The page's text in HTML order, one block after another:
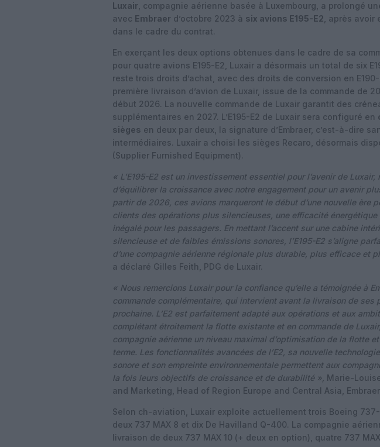
Luxair , compagnie aérienne basée à Luxembourg, a prolongé
avec Embraer d’octobre 2023 à six avions E195-E2 , après
dans le cadre du contrat.
En exerçant les deux options obtenues dans le cadre de sa
pour quatre avions E195-E2, Luxair a désormais un total de six
reste trois droits d’achat, avec des droits de conversion en
première livraison d’avion de Luxair, issue de la commande de
début 2026. La nouvelle commande de Luxair garantit des
supplémentaires en 2027. L’E195-E2 de Luxair sera configuré en
sièges en deux par deux, la signature d’Embraer, c’est-à-dire
intermédiaires. Luxair a choisi les sièges Recaro, désormais
(Supplier Furnished Equipment).
« L’E195-E2 est un investissement essentiel pour l’avenir de
d’équilibrer la croissance avec notre engagement pour un avenir
partir de 2026, ces avions marqueront le début d’une nouvelle ère
clients des opérations plus silencieuses, une efficacité énergétique
inégalé pour les passagers. En mettant l’accent sur une cabine
silencieuse et de faibles émissions sonores, l’E195-E2 s’aligne
d’une compagnie aérienne régionale plus durable, plus efficace et
a déclaré Gilles Feith, PDG de Luxair.
« Nous remercions Luxair pour la confiance qu’elle a témoignée à
commande complémentaire, qui intervient avant la livraison de ses
prochaine. L’E2 est parfaitement adapté aux opérations et aux
complétant étroitement la flotte existante et en commande de
compagnie aérienne un niveau maximal d’optimisation de la flotte
terme. Les fonctionnalités avancées de l’E2, sa nouvelle
sonore et son empreinte environnementale permettent aux
la fois leurs objectifs de croissance et de durabilité », Marie-
and Marketing, Head of Region Europe and Central Asia,
Selon ch-aviation, Luxair exploite actuellement trois Boeing
deux 737 MAX 8 et dix De Havilland Q-400. La compagnie
livraison de deux 737 MAX 10 (+ deux en option), quatre 737